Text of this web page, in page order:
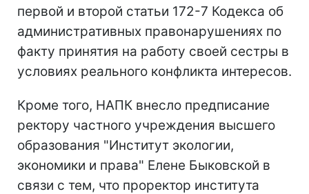
первой и второй статьи 172-7 Кодекса об
административных правонарушениях по
факту принятия на работу своей сестры в
условиях реального конфликта интересов.
Кроме того, НАПК внесло предписание
ректору частного учреждения высшего
образования "Институт экологии,
экономики и права" Елене Быковской в
связи с тем, что проректор института